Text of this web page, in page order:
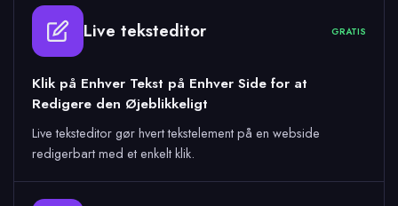
Live teksteditor GRATIS
Klik på Enhver Tekst på Enhver Side for at
Redigere den Øjeblikkeligt
Live teksteditor gør hvert tekstelement på en webside
redigerbart med et enkelt klik.